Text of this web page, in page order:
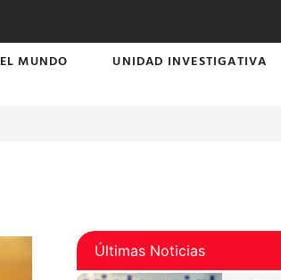
EL MUNDO UNIDAD INVESTIGATIVA
Últimas Noticias